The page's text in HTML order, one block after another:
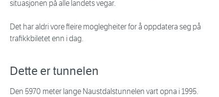
situasjonen på alle landets vegar.
Det har aldri vore fleire moglegheiter for å oppdatera seg på
trafikkbiletet enn i dag.
Dette er tunnelen
Den 5970 meter lange Naustdalstunnelen vart opna i 1995.